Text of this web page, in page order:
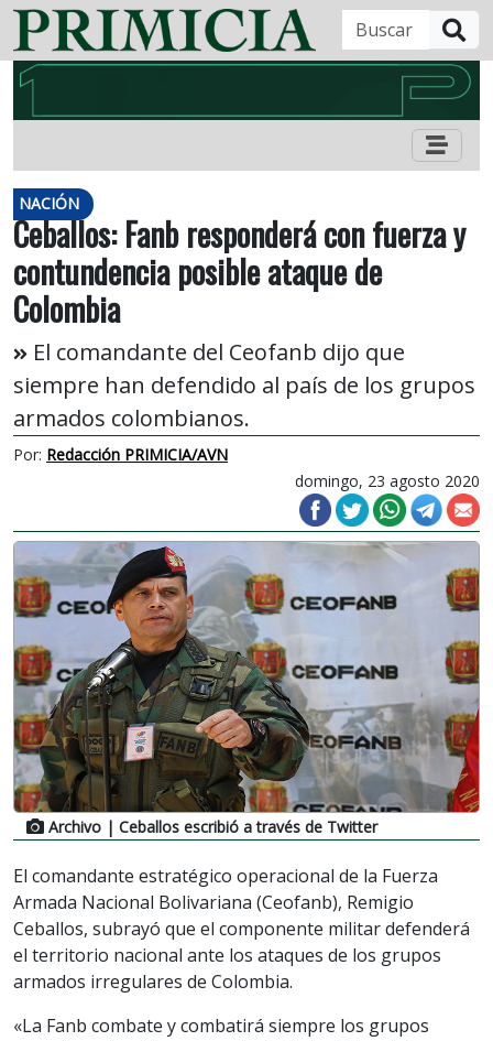
NACIÓN
Ceballos: Fanb responderá con fuerza y
contundencia posible ataque de
Colombia
El comandante del Ceofanb dijo que
siempre han defendido al país de los grupos
armados colombianos.
Por: Redacción PRIMICIA/AVN
domingo, 23 agosto 2020
Archivo | Ceballos escribió a través de Twitter
El comandante estratégico operacional de la Fuerza
Armada Nacional Bolivariana (Ceofanb), Remigio
Ceballos, subrayó que el componente militar defenderá
el territorio nacional ante los ataques de los grupos
armados irregulares de Colombia.
«La Fanb combate y combatirá siempre los grupos